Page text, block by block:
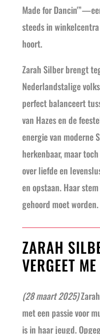
Made for
steeds in
hoort.
Zarah Silber brengt
Nederlandstalige
perfect balanceert
van Hazes en de
energie van moderne
herkenbaar, maar
over liefde en
en opstaan. Haar
gehoord moet worden.
ZARAH
VERGEET
(28 maart 2025)
met een passie voor
is in haar jeugd.